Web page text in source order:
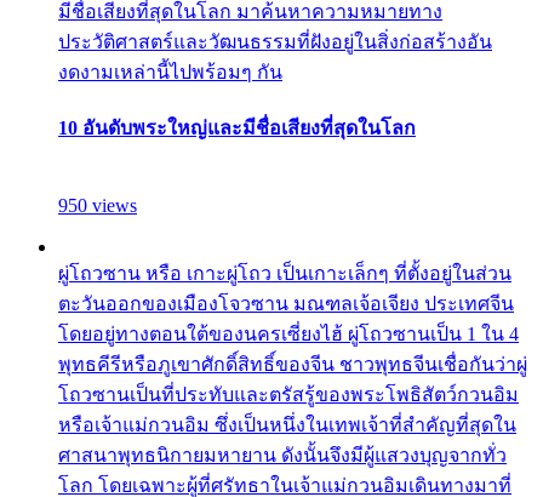
มีชื่อเสียงที่สุดในโลก มาค้นหาความหมายทาง
ประวัติศาสตร์และวัฒนธรรมที่ฝังอยู่ในสิ่งก่อสร้างอัน
งดงามเหล่านี้ไปพร้อมๆ กัน
10 อันดับพระใหญ่และมีชื่อเสียงที่สุดในโลก
950 views
ผู่โถวซาน หรือ เกาะผู่โถว เป็นเกาะเล็กๆ ที่ตั้งอยู่ในส่วน
ตะวันออกของเมืองโจวซาน มณฑลเจ้อเจียง ประเทศจีน
โดยอยู่ทางตอนใต้ของนครเซี่ยงไฮ้ ผู่โถวซานเป็น 1 ใน 4
พุทธคีรีหรือภูเขาศักดิ์สิทธิ์ของจีน ชาวพุทธจีนเชื่อกันว่าผู่
โถวซานเป็นที่ประทับและตรัสรู้ของพระโพธิสัตว์กวนอิม
หรือเจ้าแม่กวนอิม ซึ่งเป็นหนึ่งในเทพเจ้าที่สำคัญที่สุดใน
ศาสนาพุทธนิกายมหายาน ดังนั้นจึงมีผู้แสวงบุญจากทั่ว
โลก โดยเฉพาะผู้ที่ศรัทธาในเจ้าแม่กวนอิมเดินทางมาที่